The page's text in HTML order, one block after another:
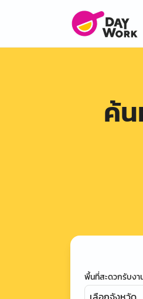
ค้
พื้นที่สะดวกรับงา